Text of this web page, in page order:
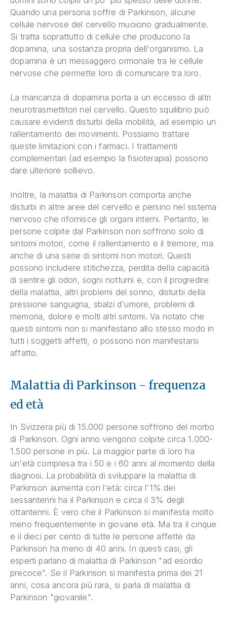
Quando una persona soffre di Parkinson, alcune
cellule nervose del cervello muoiono gradualmente.
Si tratta soprattutto di cellule che producono la
dopamina, una sostanza propria dell'organismo. La
dopamina è un messaggero ormonale tra le cellule
nervose che permette loro di comunicare tra loro.
La mancanza di dopamina porta a un eccesso di altri
neurotrasmettitori nel cervello. Questo squilibrio può
causare evidenti disturbi della mobilità, ad esempio un
rallentamento dei movimenti. Possiamo trattare
queste limitazioni con i farmaci. I trattamenti
complementari (ad esempio la fisioterapia) possono
dare ulteriore sollievo.
Inoltre, la malattia di Parkinson comporta anche
disturbi in altre aree del cervello e persino nel sistema
nervoso che rifornisce gli organi interni. Pertanto, le
persone colpite dal Parkinson non soffrono solo di
sintomi motori, come il rallentamento e il tremore, ma
anche di una serie di sintomi non motori. Questi
possono includere stitichezza, perdita della capacità
di sentire gli odori, sogni notturni e, con il progredire
della malattia, altri problemi del sonno, disturbi della
pressione sanguigna, sbalzi d'umore, problemi di
memoria, dolore e molti altri sintomi. Va notato che
questi sintomi non si manifestano allo stesso modo in
tutti i soggetti affetti, o possono non manifestarsi
affatto.
Malattia di Parkinson - frequenza
ed età
In Svizzera più di 15.000 persone soffrono del morbo
di Parkinson. Ogni anno vengono colpite circa 1.000-
1.500 persone in più. La maggior parte di loro ha
un'età compresa tra i 50 e i 60 anni al momento della
diagnosi. La probabilità di sviluppare la malattia di
Parkinson aumenta con l'età: circa l'1% dei
sessantenni ha il Parkinson e circa il 3% degli
ottantenni. È vero che il Parkinson si manifesta molto
meno frequentemente in giovane età. Ma tra il cinque
e il dieci per cento di tutte le persone affette da
Parkinson ha meno di 40 anni. In questi casi, gli
esperti parlano di malattia di Parkinson "ad esordio
precoce". Se il Parkinson si manifesta prima dei 21
anni, cosa ancora più rara, si parla di malattia di
Parkinson "giovanile".